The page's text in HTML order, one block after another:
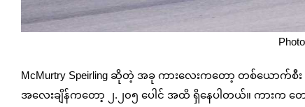
McMurtry Speirling ဆိုတဲ့ အခု ကားလေးကတော့ တစ်ယောက်စီ
အလေးချိန်ကတော့ ၂.၂၀၅ ပေါင် အထိ ရှိနေပါတယ်။ ကားက